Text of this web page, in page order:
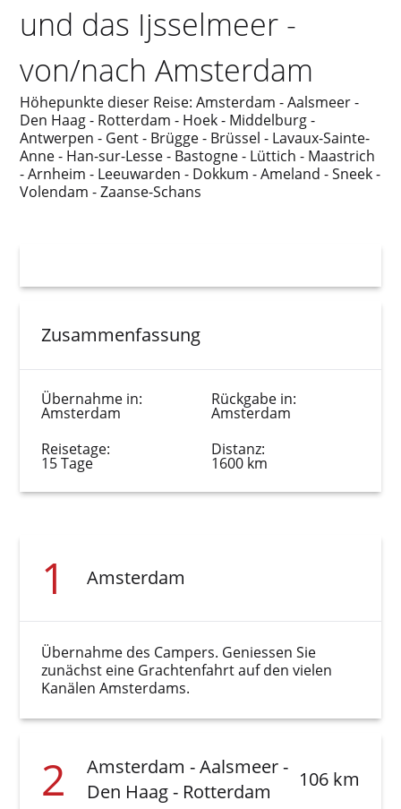
und das Ijsselmeer -
von/nach Amsterdam
Höhepunkte dieser Reise: Amsterdam - Aalsmeer -
Den Haag - Rotterdam - Hoek - Middelburg -
Antwerpen - Gent - Brügge - Brüssel - Lavaux-Sainte-
Anne - Han-sur-Lesse - Bastogne - Lüttich - Maastrich
- Arnheim - Leeuwarden - Dokkum - Ameland - Sneek -
Volendam - Zaanse-Schans
Zusammenfassung
Übernahme in:
Amsterdam
Rückgabe in:
Amsterdam
Reisetage:
15 Tage
Distanz:
1600 km
1 Amsterdam
Übernahme des Campers. Geniessen Sie
zunächst eine Grachtenfahrt auf den vielen
Kanälen Amsterdams.
2
Amsterdam - Aalsmeer -
Den Haag - Rotterdam
106 km